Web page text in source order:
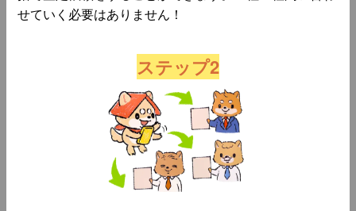
せていく必要はありません！
ステップ2